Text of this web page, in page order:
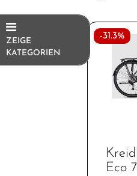
ZEIGE
KATEGORIEN
Zubehör/Fahrradzubehör
-31.3%
Eco